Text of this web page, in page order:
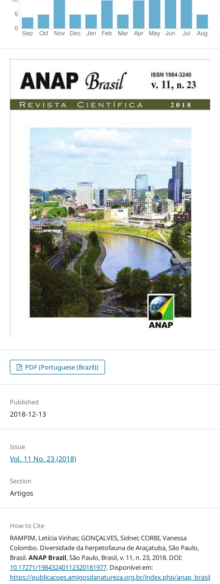
PDF (Portuguese (Brazil))
Published
2018-12-13
Issue
Vol. 11 No. 23 (2018)
Section
Artigos
How to Cite
RAMPIM, Letícia Vinhas; GONÇALVES, Sidnei; CORBI, Vanessa
Colombo. Diversidade da herpetofauna de Araçatuba, São Paulo,
Brasil.ANAP Brazil, São Paulo, Brasil, v. 11, n. 23, 2018. DOI:
10.17271/19843240112320181977. Disponível em:
https://publicacoes.amigosdanatureza.org.br/index.php/anap_brasil